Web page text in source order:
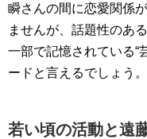
瞬さんの間に恋愛関係
ませんが、話題性のあ
一部で記憶されている“
ードと言えるでしょう。
若い頃の活動と遠